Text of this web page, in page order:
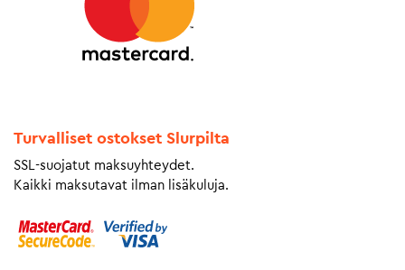
Turvalliset ostokset Slurpilta
SSL-suojatut maksuyhteydet.
Kaikki maksutavat ilman lisäkuluja.